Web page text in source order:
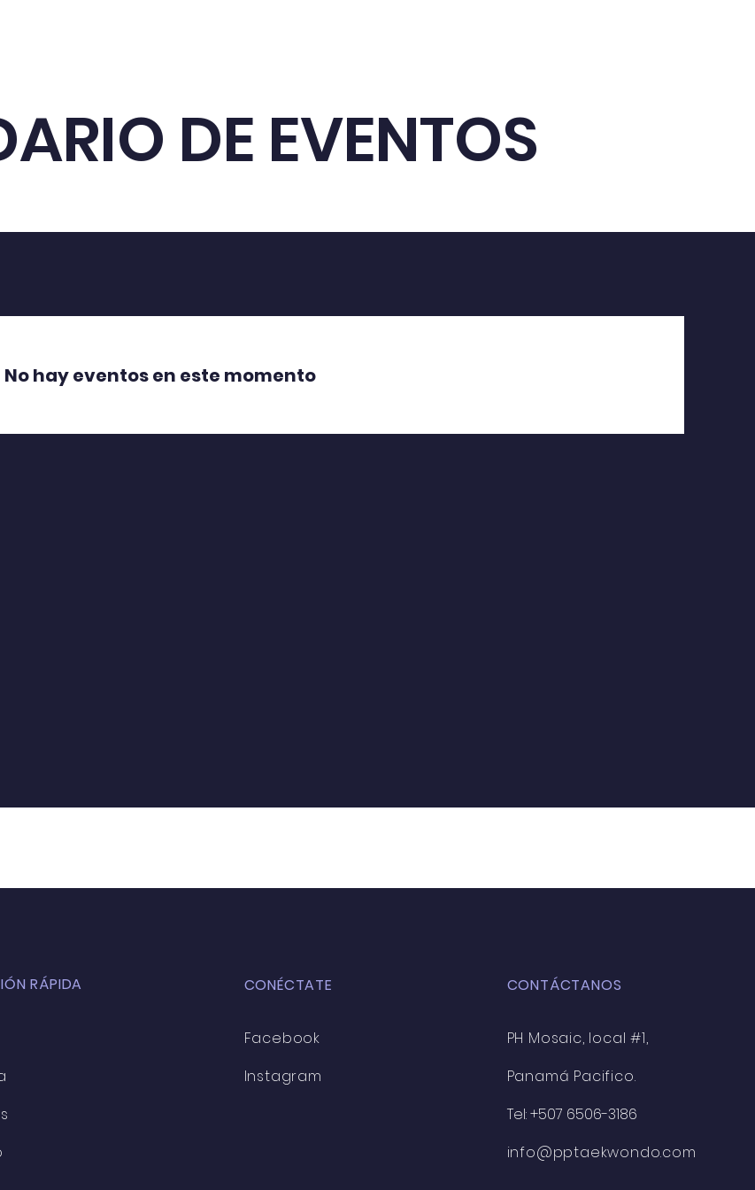
DE EVENTOS
No hay eventos en este momento
RÁPIDA CONÉCTATE
Facebook
Instagram
CONTÁCTANOS
PH Mosaic, local #1,
Panamá Pacifico.
Tel: +507 6506-3186
info@pptaekwondo.com